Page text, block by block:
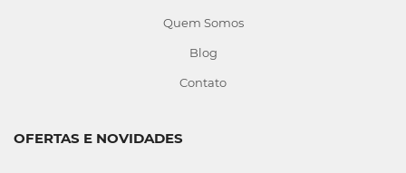
Quem Somos
Blog
Contato
OFERTAS E NOVIDADES